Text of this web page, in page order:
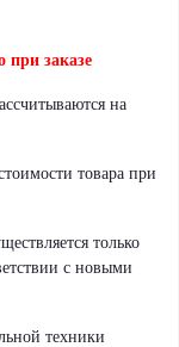
при заказе
на
товара при
только
с новыми
техники